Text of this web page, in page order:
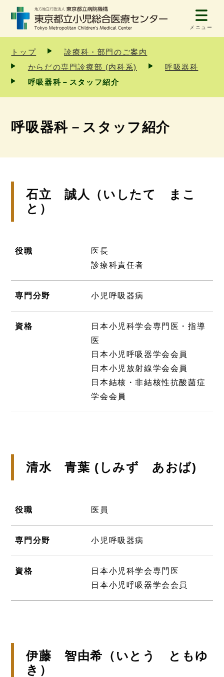
メニュー
トップ
診療科・部門のご案内
からだの専門診療部 (内科系)
呼吸器科
呼吸器科－スタッフ紹介
呼吸器科－スタッフ紹介
石立 誠人（いしたて まこ
と）
役職
医長
診療科責任者
専門分野 小児呼吸器病
資格
日本小児科学会専門医・指導
医
日本小児呼吸器学会会員
日本小児放射線学会会員
日本結核・非結核性抗酸菌症
学会会員
清水 青葉 (しみず あおば)
役職 医員
専門分野 小児呼吸器病
資格
日本小児科学会専門医
日本小児呼吸器学会会員
伊藤 智由希（いとう ともゆ
き）